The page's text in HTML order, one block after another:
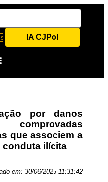
IA CJPol
por danos
que associem a
conduta ilícita
em: 30/06/2025 11:31:42